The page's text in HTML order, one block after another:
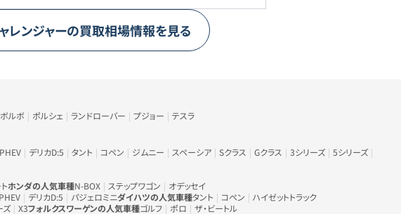
レンジャーの買取相場情報を見る
ボルボ ポルシェ ランドローバー プジョー
テスラ
デリカD:5 タント コペン ジムニー スペーシア Sクラス Gクラス 3シリーズ
5シリーズ
ホンダの人気車種N-BOX ステップワゴン
オデッセイ
デリカD:5 パジェロミニダイハツの人気車種タント コペン
ハイゼットトラック
ズ X3フォルクスワーゲンの人気車種ゴルフ ポロ
ザ・ビートル